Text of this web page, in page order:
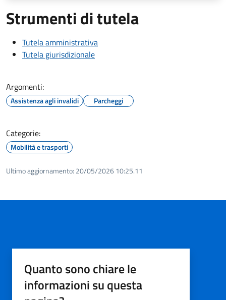
Strumenti di tutela
Tutela amministrativa
Tutela giurisdizionale
Argomenti:
Assistenza agli invalidi Parcheggi
Categorie:
Mobilità e trasporti
Ultimo aggiornamento: 20/05/2026 10:25.11
Quanto sono chiare le
informazioni su questa